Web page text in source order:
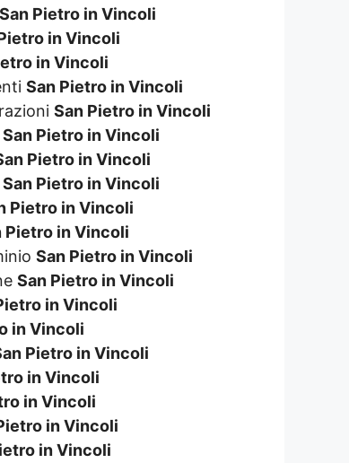
San Pietro in Vincoli
Pietro in Vincoli
in Vincoli
San Pietro in Vincoli
San Pietro in Vincoli
San Pietro in Vincoli
Pietro in Vincoli
San Pietro in Vincoli
Pietro in Vincoli
Pietro in Vincoli
San Pietro in Vincoli
San Pietro in Vincoli
in Vincoli
in Vincoli
Pietro in Vincoli
in Vincoli
in Vincoli
in Vincoli
in Vincoli